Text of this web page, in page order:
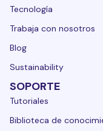
Tecnología
Trabaja con nosotros
Blog
Sustainability
SOPORTE
Tutoriales
Biblioteca de